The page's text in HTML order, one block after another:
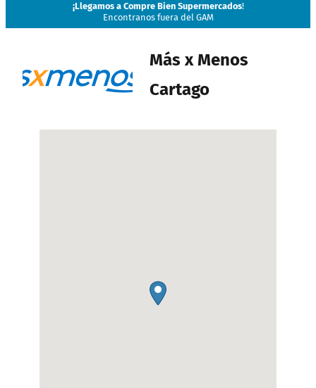
¡Llegamos a Compre Bien Supermercados!
Encontranos fuera del GAM
Más x Menos
Cartago